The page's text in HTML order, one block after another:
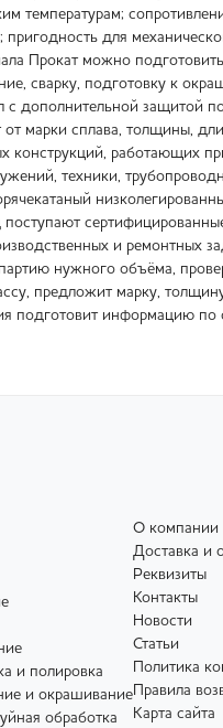
температурам;
для
Прокат можно
сварку, подготовку к
дополнительной защитой
от марки сплава, толщины,
конструкций, работающих
техники,
поступают
и ремонтных
нужного объёма,
предложит марку,
подготовит информацию
и полировка
и окрашивание
обработка
О компании
Доставка и
Реквизиты
Контакты
Новости
Статьи
Политика
Правила
Карта сайта